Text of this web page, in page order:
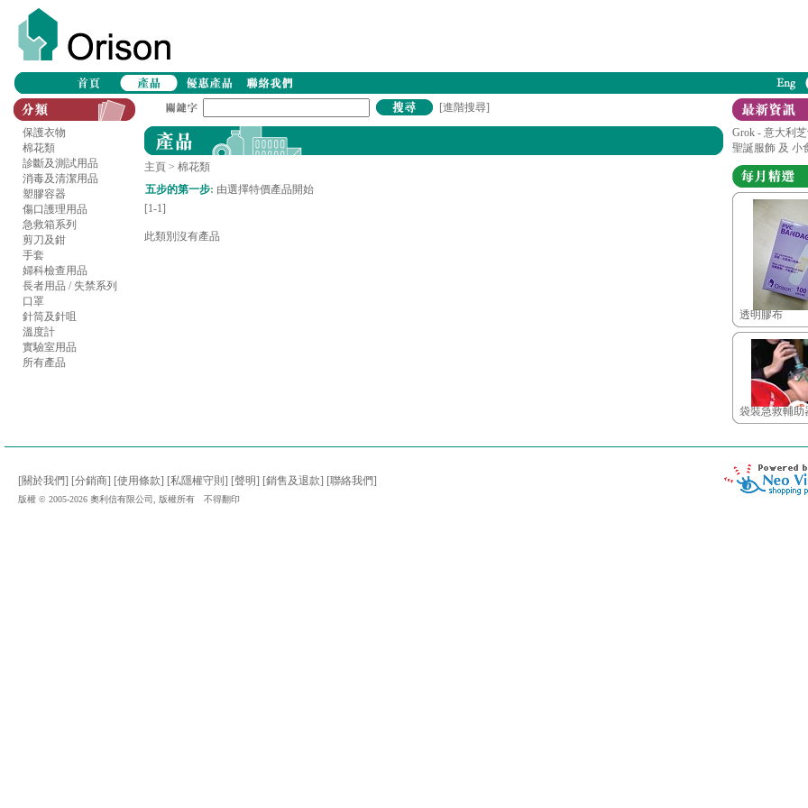
保護衣物
棉花類
診斷及測試用品
消毒及清潔用品
塑膠容器
傷口護理用品
急救箱系列
剪刀及鉗
手套
婦科檢查用品
長者用品 / 失禁系列
口罩
針筒及針咀
溫度計
實驗室用品
所有產品
[進階搜尋]
主頁 > 棉花類
五步的第一步: 由選擇特價產品開始
[1-1]
此類別沒有產品
Grok - 意大利
聖誕服飾 及 小
透明膠布
袋裝急救輔助
[關於我們] [分銷商] [使用條款] [私隱權守則] [聲明] [銷售及退款] [聯絡我們]
版權 © 2005-2026 奧利信有限公司, 版權所有 不得翻印